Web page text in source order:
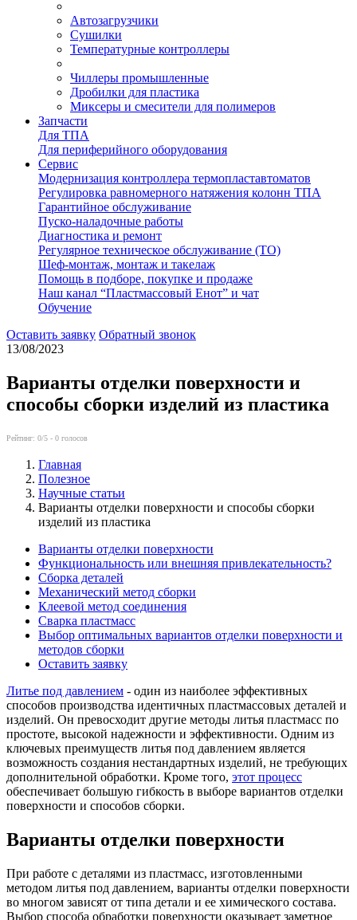
Автозагрузчики
Сушилки
Температурные контроллеры
Чиллеры промышленные
Дробилки для пластика
Миксеры и смесители для полимеров
Запчасти
Для ТПА
Для периферийного оборудования
Сервис
Модернизация контроллера термопластавтоматов
Регулировка равномерного натяжения колонн ТПА
Гарантийное обслуживание
Пуско-наладочные работы
Диагностика и ремонт
Регулярное техническое обслуживание (ТО)
Шеф-монтаж, монтаж и такелаж
Помощь в подборе, покупке и продаже
Наш канал “Пластмассовый Енот” и чат
Обучение
Оставить заявку Обратный звонок
13/08/2023
Варианты отделки поверхности и
способы сборки изделий из пластика
Рейтинг: 0/5 - 0 голосов
Главная
Полезное
Научные статьи
Варианты отделки поверхности и способы сборки
изделий из пластика
Варианты отделки поверхности
Функциональность или внешняя привлекательность?
Сборка деталей
Механический метод сборки
Клеевой метод соединения
Сварка пластмасс
Выбор оптимальных вариантов отделки поверхности и
методов сборки
Оставить заявку
Литье под давлением - один из наиболее эффективных
способов производства идентичных пластмассовых деталей и
изделий. Он превосходит другие методы литья пластмасс по
простоте, высокой надежности и эффективности. Одним из
ключевых преимуществ литья под давлением является
возможность создания нестандартных изделий, не требующих
дополнительной обработки. Кроме того, этот процесс
обеспечивает большую гибкость в выборе вариантов отделки
поверхности и способов сборки.
Варианты отделки поверхности
При работе с деталями из пластмасс, изготовленными
методом литья под давлением, варианты отделки поверхности
во многом зависят от типа детали и ее химического состава.
Выбор способа обработки поверхности оказывает заметное